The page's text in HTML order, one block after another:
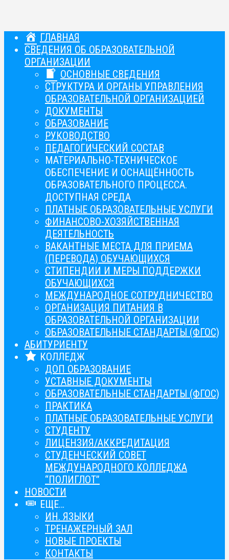
ГЛАВНАЯ
СВЕДЕНИЯ ОБ ОБРАЗОВАТЕЛЬНОЙ
ОРГАНИЗАЦИИ
ОСНОВНЫЕ СВЕДЕНИЯ
СТРУКТУРА И ОРГАНЫ УПРАВЛЕНИЯ
ОБРАЗОВАТЕЛЬНОЙ ОРГАНИЗАЦИЕЙ
ДОКУМЕНТЫ
ОБРАЗОВАНИЕ
РУКОВОДСТВО
ПЕДАГОГИЧЕСКИЙ СОСТАВ
МАТЕРИАЛЬНО-ТЕХНИЧЕСКОЕ
ОБЕСПЕЧЕНИЕ И ОСНАЩЁННОСТЬ
ОБРАЗОВАТЕЛЬНОГО ПРОЦЕССА.
ДОСТУПНАЯ СРЕДА
ПЛАТНЫЕ ОБРАЗОВАТЕЛЬНЫЕ УСЛУГИ
ФИНАНСОВО-ХОЗЯЙСТВЕННАЯ
ДЕЯТЕЛЬНОСТЬ
ВАКАНТНЫЕ МЕСТА ДЛЯ ПРИЕМА
(ПЕРЕВОДА) ОБУЧАЮЩИХСЯ
СТИПЕНДИИ И МЕРЫ ПОДДЕРЖКИ
ОБУЧАЮЩИХСЯ
МЕЖДУНАРОДНОЕ СОТРУДНИЧЕСТВО
ОРГАНИЗАЦИЯ ПИТАНИЯ В
ОБРАЗОВАТЕЛЬНОЙ ОРГАНИЗАЦИИ
ОБРАЗОВАТЕЛЬНЫЕ СТАНДАРТЫ (ФГОС)
АБИТУРИЕНТУ
КОЛЛЕДЖ
ДОП ОБРАЗОВАНИЕ
УСТАВНЫЕ ДОКУМЕНТЫ
ОБРАЗОВАТЕЛЬНЫЕ СТАНДАРТЫ (ФГОС)
ПРАКТИКА
ПЛАТНЫЕ ОБРАЗОВАТЕЛЬНЫЕ УСЛУГИ
СТУДЕНТУ
ЛИЦЕНЗИЯ/АККРЕДИТАЦИЯ
СТУДЕНЧЕСКИЙ СОВЕТ
МЕЖДУНАРОДНОГО КОЛЛЕДЖА
“ПОЛИГЛОТ”
НОВОСТИ
ЕЩЕ…
ИН. ЯЗЫКИ
ТРЕНАЖЕРНЫЙ ЗАЛ
НОВЫЕ ПРОЕКТЫ
КОНТАКТЫ